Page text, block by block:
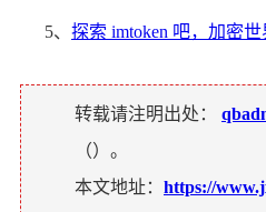
5、 探索 imtoken 吧，加密
转载请注明出处：
（）。
本文地址： https://